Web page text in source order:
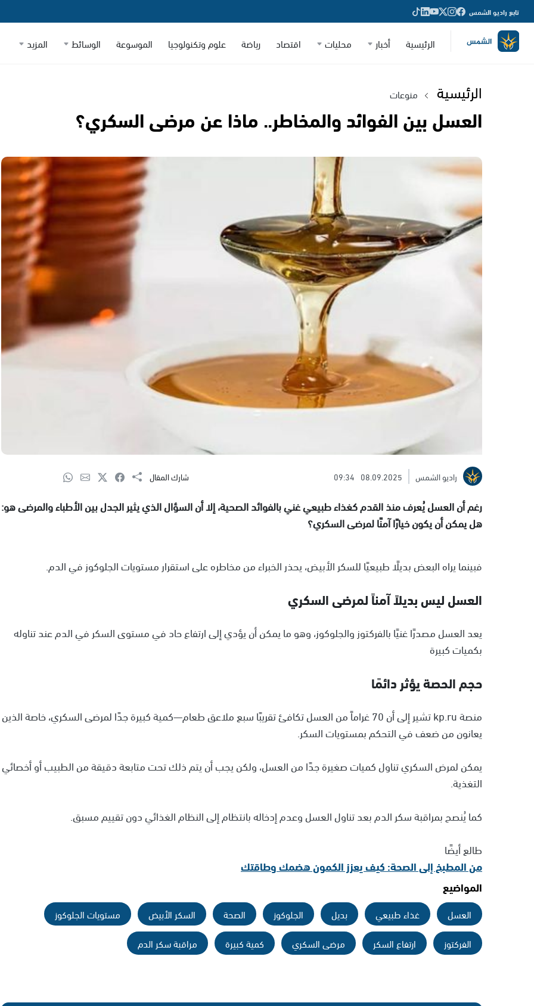
تابع راديو الشمس
الرئيسية أخبار محليات اقتصاد رياضة علوم وتكنولوجيا الموسوعة الوسائط المزيد
الرئيسية منوعات
العسل بين الفوائد والمخاطر.. ماذا عن مرضى السكري؟
راديو الشمس 08.09.2025
09:34 شارك المقال
رغم أن العسل يُعرف منذ القدم كغذاء طبيعي غني بالفوائد الصحية، إلا أن السؤال الذي يثير الجدل بين الأطباء والمرضى هو:
هل يمكن أن يكون خيارًا آمنًا لمرضى السكري؟
فبينما يراه البعض بديلًا طبيعيًا للسكر الأبيض، يحذر الخبراء من مخاطره على استقرار مستويات الجلوكوز في الدم.
العسل ليس بديلاً آمناً لمرضى السكري
يعد العسل مصدرًا غنيًا بالفركتوز والجلوكوز، وهو ما يمكن أن يؤدي إلى ارتفاع حاد في مستوى السكر في الدم عند تناوله
بكميات كبيرة
حجم الحصة يؤثر دائمًا
منصة kp.ru تشير إلى أن 70 غراماً من العسل تكافئ تقريبًا سبع ملاعق طعام—كمية كبيرة جدًا لمرضى السكري، خاصة الذين
يعانون من ضعف في التحكم بمستويات السكر.
يمكن لمرض السكري تناول كميات صغيرة جدًا من العسل، ولكن يجب أن يتم ذلك تحت متابعة دقيقة من الطبيب أو أخصائي
التغذية.
كما يُنصح بمراقبة سكر الدم بعد تناول العسل وعدم إدخاله بانتظام إلى النظام الغذائي دون تقييم مسبق.
طالع أيضًا
من المطبخ إلى الصحة: كيف يعزز الكمون هضمك وطاقتك
المواضيع
العسل غذاء طبيعي بديل الجلوكوز الصحة السكر الأبيض
مستويات الجلوكوز
الفركتوز
ارتفاع السكر مرضى السكري كمية كبيرة مراقبة سكر الدم